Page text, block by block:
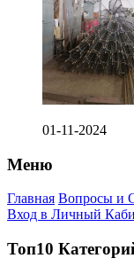
01-11-2024
Меню
Главная Вопросы и
Вход в Личный
Топ10